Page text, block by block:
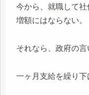
今から、就職して
増額にはならない。
それなら、政府の言
一ヶ月支給を繰り下